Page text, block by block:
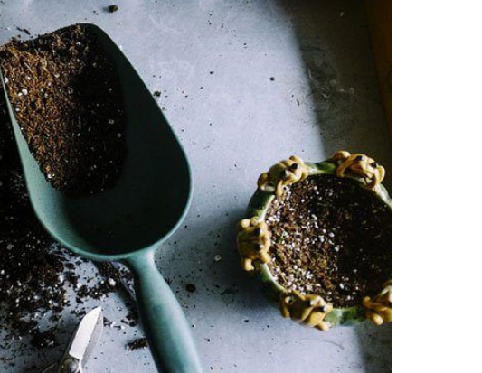
מצאתי
מעולה
anna lipaz
ממש כמו שכתוב. מקבלים כמה הצעות ומשווים מחירים!
עשיתי זאת והצלחתי גם לחסוך בעלות וגם לקבל שירות מעל
למצופה, תודה רבה לכם!